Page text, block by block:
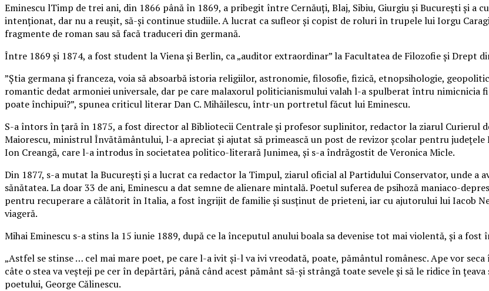
Eminescu lTimp de trei ani, din 1866 până în 1869, a pribegit între Cernăuţi, Blaj, Sibiu, Giurgiu şi Bucureşti şi
intenționat, dar nu a reuşit, să-şi continue studiile. A lucrat ca sufleor şi copist de roluri în trupele lui Iorgu
fragmente de roman sau să facă traduceri din germană.
Între 1869 şi 1874, a fost student la Viena şi Berlin, ca „auditor extraordinar” la Facultatea de Filozofie și Drept
”Ştia germana şi franceza, voia să absoarbă istoria religiilor, astronomie, filosofie, fizică, etnopsihologie,
romantic dedat armoniei universale, dar pe care malaxorul politicianismului valah l-a spulberat întru nimicnicia
poate închipui?”, spunea criticul literar Dan C. Mihăilescu, într-un portretul făcut lui Eminescu.
S-a întors în ţară în 1875, a fost director al Bibliotecii Centrale şi profesor suplinitor, redactor la ziarul Curierul
Maiorescu, ministrul Învătământului, l-a apreciat şi ajutat să primească un post de revizor şcolar pentru
Ion Creangă, care l-a introdus în societatea politico-literară Junimea, şi s-a îndrăgostit de Veronica Micle.
Din 1877, s-a mutat la Bucureşti şi a lucrat ca redactor la Timpul, ziarul oficial al Partidului Conservator, unde
sănătatea. La doar 33 de ani, Eminescu a dat semne de alienare mintală. Poetul suferea de psihoză maniaco-
pentru recuperare a călătorit în Italia, a fost îngrijit de familie şi susţinut de prieteni, iar cu ajutorului lui Iacob
viageră.
Mihai Eminescu s-a stins la 15 iunie 1889, după ce la începutul anului boala sa devenise tot mai violentă, şi a
„Astfel se stinse … cel mai mare poet, pe care l-a ivit şi-l va ivi vreodată, poate, pământul românesc. Ape vor
câte o stea va veșteji pe cer în depărtări, până când acest pământ să-și strângă toate sevele și să le ridice în
poetului, George Călinescu.